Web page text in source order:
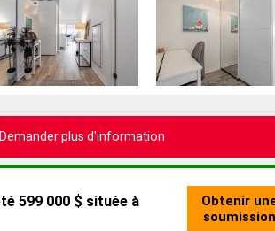
Demander plus d'information